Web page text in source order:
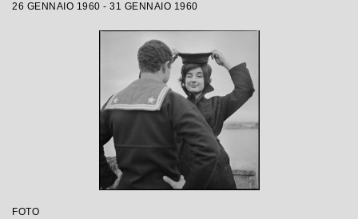
26 GENNAIO 1960 - 31 GENNAIO 1960
FOTO